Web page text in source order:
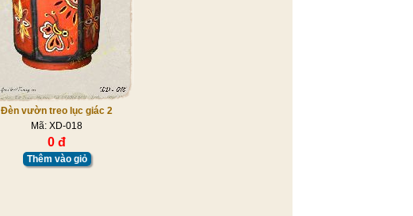
Đèn vườn treo lục giác 2
Mã: XD-018
0 đ
Thêm vào giỏ